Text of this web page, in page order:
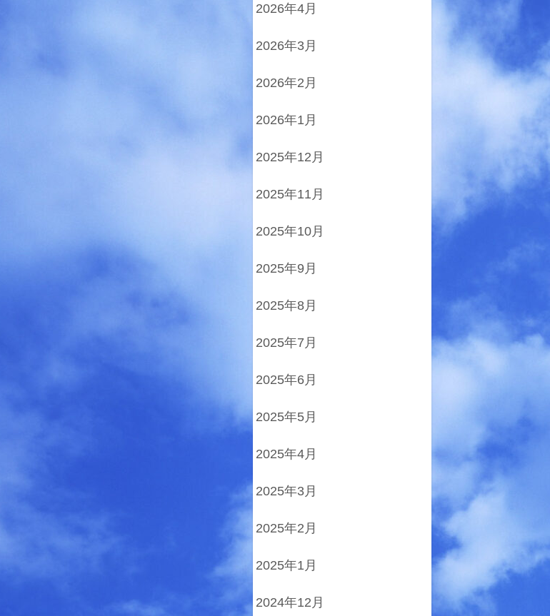
2026年4月
2026年3月
2026年2月
2026年1月
2025年12月
2025年11月
2025年10月
2025年9月
2025年8月
2025年7月
2025年6月
2025年5月
2025年4月
2025年3月
2025年2月
2025年1月
2024年12月